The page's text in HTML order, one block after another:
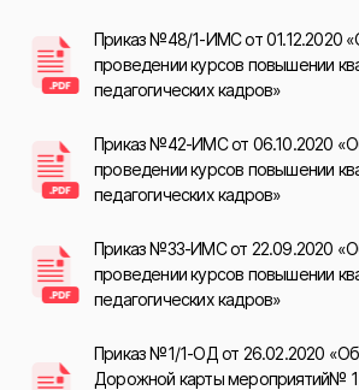
Приказ №48/1-ИМС от 01.12.2020
проведении курсов повышении
педагогических кадров»
Приказ №42-ИМС от 06.10.2020
проведении курсов повышении
педагогических кадров»
Приказ №33-ИМС от 22.09.2020
проведении курсов повышении
педагогических кадров»
Приказ №1/1-ОД от 26.02.2020
Дорожной карты мероприятий№